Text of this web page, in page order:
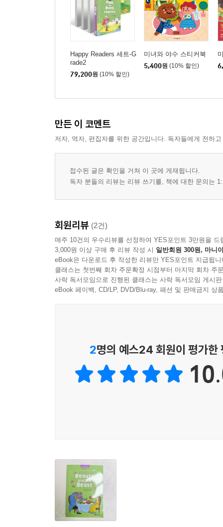
Happy Readers 세트-G
rade2
79,200원 (10% 할인)
미녀와 야수 스티커북
5,400원 (10% 할인)
만든 이 코멘트
저자, 역자, 편집자를 위한 공간입니다. 독자들에게 전하
접수된 글은 확인을 거쳐 이 곳에 게재됩니다.
독자 분들의 리뷰는 리뷰 쓰기를, 책에 대한 문의는
회원리뷰 (2건)
매주 10건의 우수리뷰를 선정하여 YES포인트 3만원을 드
3,000원 이상 구매 후 리뷰 작성 시 일반회원 300원, 마니
eBook은 다운로드 후 작성한 리뷰만 YES포인트 지급됩니
클래스는 첫번째 회차 주문확정 시점부터 마지막 회차 주
사락 독서모임으로 진행된 클래스는 사락 독서모임 게시
eBook 페이백, CD/LP, DVD/Blu-ray, 패션 및 판매금지 상
2명의 예스24 회원이 평가한